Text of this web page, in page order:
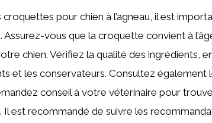
pour chien à l’agneau, il est
vous que la croquette convient à
chien. Vérifiez la qualité des ingrédients,
et les conservateurs. Consultez également
conseil à votre vétérinaire pour
est recommandé de suivre les